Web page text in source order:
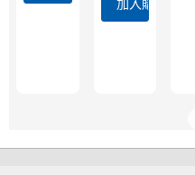
加入購物車